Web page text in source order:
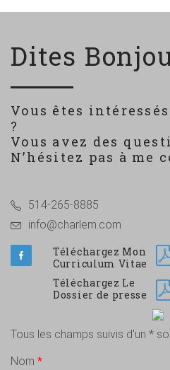
Dites
Vous êtes
?
Vous avez des
N’hésitez pas à me
514-265-8885
info@charlem.com
Téléchargez Mon
Curriculum Vitae
Téléchargez Le
Dossier de presse
Tous les champs suivis d'un *
Nom *